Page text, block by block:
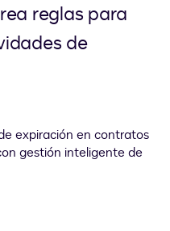
reglas para
de